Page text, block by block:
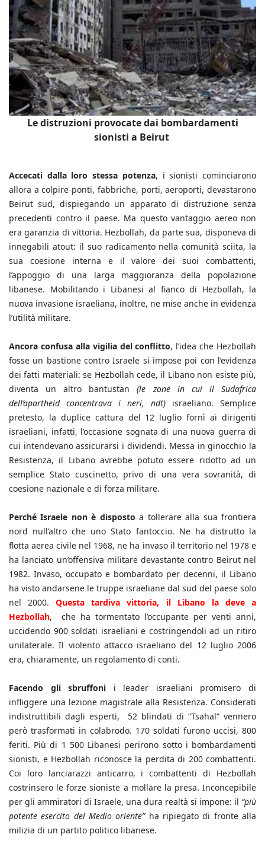
Le distruzioni provocate dai bombardamenti
sionisti a Beirut
Accecati dalla loro stessa potenza, i sionisti cominciarono
allora a colpire ponti, fabbriche, porti, aeroporti, devastarono
Beirut sud, dispiegando un apparato di distruzione senza
precedenti contro il paese. Ma questo vantaggio aereo non
era garanzia di vittoria. Hezbollah, da parte sua, disponeva di
innegabili atout: il suo radicamento nella comunità sciita, la
sua coesione interna e il valore dei suoi combattenti,
l’appoggio di una larga maggioranza della popolazione
libanese. Mobilitando i Libanesi al fianco di Hezbollah, la
nuova invasione israeliana, inoltre, ne mise anche in evidenza
l’utilità militare.
Ancora confusa alla vigilia del conflitto, l’idea che Hezbollah
fosse un bastione contro Israele si impose poi con l’evidenza
dei fatti materiali: se Hezbollah cede, il Libano non esiste più,
diventa un altro bantustan(le zone in cui il Sudafrica
dell’apartheid concentrava i neri, ndt) israeliano. Semplice
pretesto, la duplice cattura del 12 luglio fornì ai dirigenti
israeliani, infatti, l’occasione sognata di una nuova guerra di
cui intendevano assicurarsi i dividendi. Messa in ginocchio la
Resistenza, il Libano avrebbe potuto essere ridotto ad un
semplice Stato cuscinetto, privo di una vera sovranità, di
coesione nazionale e di forza militare.
Perché Israele non è disposto a tollerare alla sua frontiera
nord null’altro che uno Stato fantoccio. Ne ha distrutto la
flotta aerea civile nel 1968, ne ha invaso il territorio nel 1978 e
ha lanciato un’offensiva militare devastante contro Beirut nel
1982. Invaso, occupato e bombardato per decenni, il Libano
ha visto andarsene le truppe israeliane dal sud del paese solo
nel 2000.Questa tardiva vittoria, il Libano la deve a
Hezbollah, che ha tormentato l’occupante per venti anni,
uccidendo 900 soldati israeliani e costringendoli ad un ritiro
unilaterale. Il violento attacco israeliano del 12 luglio 2006
era, chiaramente, un regolamento di conti.
Facendo gli sbruffoni i leader israeliani promisero di
infliggere una lezione magistrale alla Resistenza. Considerati
indistruttibili dagli esperti, 52 blindati di “Tsahal” vennero
però trasformati in colabrodo. 170 soldati furono uccisi, 800
feriti. Più di 1 500 Libanesi perirono sotto i bombardamenti
sionisti, e Hezbollah riconosce la perdita di 200 combattenti.
Coi loro lanciarazzi anticarro, i combattenti di Hezbollah
costrinsero le forze sioniste a mollare la presa. Inconcepibile
per gli ammiratori di Israele, una dura realtà si impone: il “più
potente esercito del Medio oriente”ha ripiegato di fronte alla
milizia di un partito politico libanese.